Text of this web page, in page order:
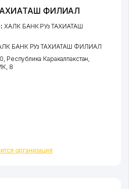
ФИЛИАЛ
организация
ХАЛК БАНК РУз ТАХИАТАШ
БАНК РУз ТАХИАТАШ ФИЛИАЛ
Республика Каракалпакстан,
, 8